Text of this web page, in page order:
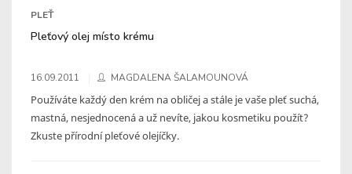
PLEŤ
Pleťový olej místo krému
16.09.2011 MAGDALENA ŠALAMOUNOVÁ
Používáte každý den krém na obličej a stále je vaše pleť suchá,
mastná, nesjednocená a už nevíte, jakou kosmetiku použít?
Zkuste přírodní pleťové olejíčky.